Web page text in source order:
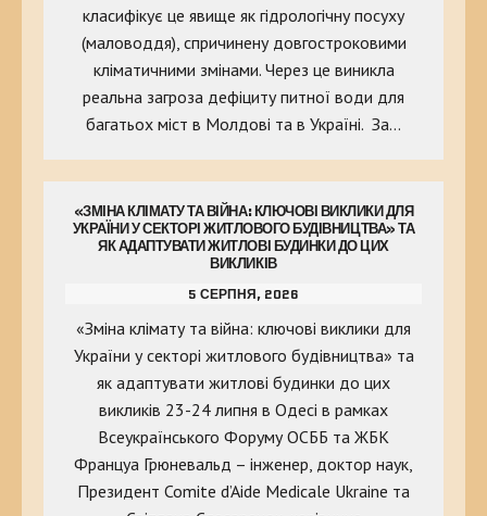
класифікує це явище як гідрологічну посуху
(маловоддя), спричинену довгостроковими
кліматичними змінами. Через це виникла
реальна загроза дефіциту питної води для
багатьох міст в Молдові та в Україні. За…
«ЗМІНА КЛІМАТУ ТА ВІЙНА: КЛЮЧОВІ ВИКЛИКИ ДЛЯ
УКРАЇНИ У СЕКТОРІ ЖИТЛОВОГО БУДІВНИЦТВА» ТА
ЯК АДАПТУВАТИ ЖИТЛОВІ БУДИНКИ ДО ЦИХ
ВИКЛИКІВ
5 СЕРПНЯ, 2026
«Зміна клімату та війна: ключові виклики для
України у секторі житлового будівництва» та
як адаптувати житлові будинки до цих
викликів 23-24 липня в Одесі в рамках
Всеукраїнського Форуму ОСББ та ЖБК
Француа Грюневальд – інженер, доктор наук,
Президент Comite d’Aide Medicale Ukraine та